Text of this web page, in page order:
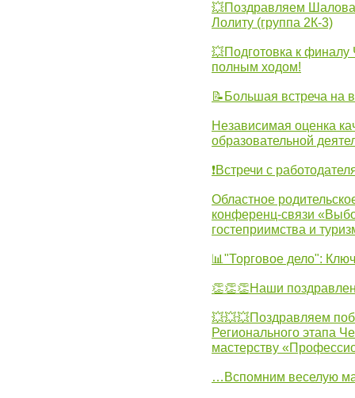
💥Поздравляем
Лолиту (группа 2К-3)
💥Подготовка к
полным ходом!
📝Большая встреча на
Независимая оценка
образовательной
❗Встречи с
Областное
конференц-связи
гостеприимства и
📊"Торговое дело":
👏👏👏Наши
💥💥💥Поздравляем
Регионального этапа
мастерству
…Вспомним веселую